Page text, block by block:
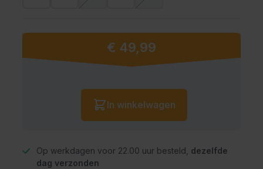
Vanaf:
€ 49,99
Aantal
In winkelwagen
Op werkdagen voor 22.00 uur besteld, dezelfde
dag verzonden